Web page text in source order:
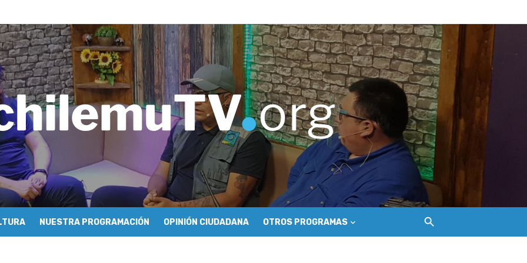
de Economía y Obras Públicas para buscar una salida a la crisis que golpea a los salineros de Cáhuil
de Mundo Móvil y avanza en su estrategia para construir un ecosistema de conectividad
Sonido en torno a la exposición “Zincnético”
Rafael Guendelman
cómo se hace televisión comunitaria en Pichilemu
y escuela comunitaria
con María Lina Fermandois y Luis Polanco
participativa del Plan Local de Restauración del Secano Costero Nilahue
en su segunda clasificatoria
– Cecilia Araneda
NUESTRA PROGRAMACIÓN OPINIÓN CIUDADANA OTROS PROGRAMAS